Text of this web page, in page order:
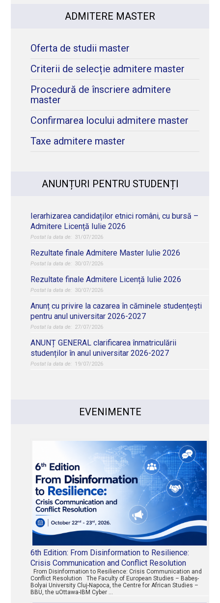
ADMITERE MASTER
Oferta de studii master
Criterii de selecție admitere master
Procedură de înscriere admitere
master
Confirmarea locului admitere master
Taxe admitere master
ANUNȚURI PENTRU STUDENȚI
Ierarhizarea candidaților etnici români, cu bursă –
Admitere Licență Iulie 2026
31/07/2026
Rezultate finale Admitere Master Iulie 2026
30/07/2026
Rezultate finale Admitere Licență Iulie 2026
30/07/2026
Anunț cu privire la cazarea în căminele studențești
pentru anul universitar 2026-2027
27/07/2026
ANUNȚ GENERAL clarificarea înmatriculării
studenților în anul universitar 2026-2027
19/07/2026
EVENIMENTE
6th Edition: From Disinformation to Resilience:
Crisis Communication and Conflict Resolution
From Disinformation to Resilience: Crisis Communication and
Conflict Resolution The Faculty of European Studies – Babeș-
Bolyai University Cluj-Napoca, the Centre for African Studies –
BBU, the uOttawa-IBM Cyber …